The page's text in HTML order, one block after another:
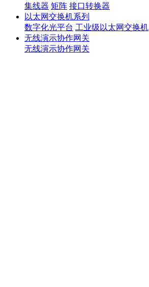
集线器 矩阵 接口转换器
以太网交换机系列
数字化光平台 工业级以太网交换机
无线演示协作网关
无线演示协作网关